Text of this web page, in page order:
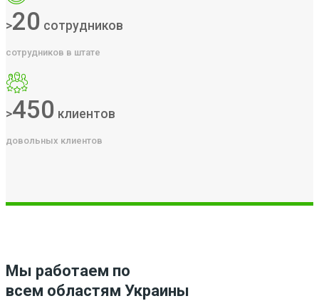
>20 сотрудников
сотрудников в штате
>450 клиентов
довольных клиентов
Мы работаем по
всем областям Украины